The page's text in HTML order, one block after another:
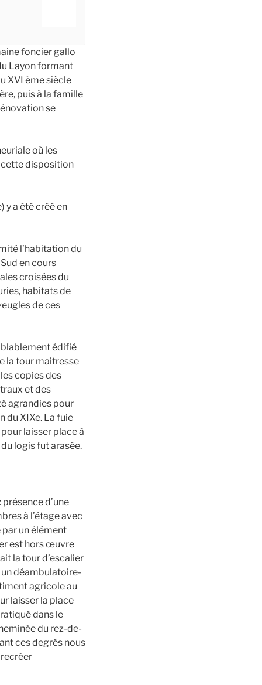
foncier gallo
Layon formant
XVI ème siècle
puis à la famille
se
où les
cette disposition
y a été créé en
l’habitation du
en cours
croisées du
habitats de
de ces
édifié
la tour maitresse
copies des
et des
agrandies pour
du XIXe. La fuie
laisser place à
logis fut arasée.
d’une
à l’étage avec
par un élément
est hors œuvre
la tour d’escalier
un déambulatoire-
agricole au
laisser la place
dans le
du rez-de-
ces degrés nous